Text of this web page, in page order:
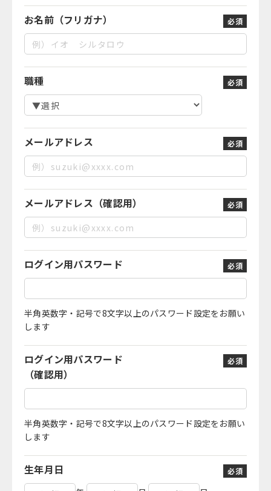
お名前（フリガナ） 必須
職種 必須
メールアドレス 必須
メールアドレス（確認用） 必須
ログイン用パスワード 必須
半角英数字・記号で8文字以上のパスワード設定をお願い
します
ログイン用パスワード
（確認用）
必須
半角英数字・記号で8文字以上のパスワード設定をお願い
します
生年月日 必須